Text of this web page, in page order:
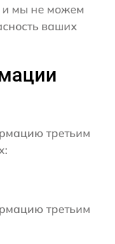
и мы не можем
ваших
третьим
третьим